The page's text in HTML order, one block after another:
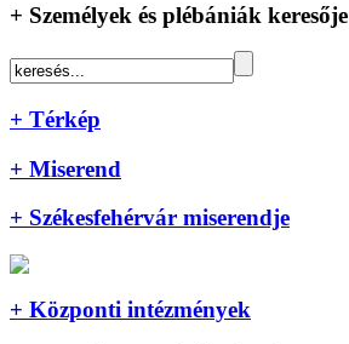
+ Személyek és plébániák keresője
+ Térkép
+ Miserend
+ Székesfehérvár miserendje
+ Központi intézmények